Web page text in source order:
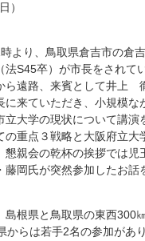
）
より、鳥取県倉吉市の倉
法S45卒）が市長をされ
ら遠路、来賓として井
来ていただき、小規模な
立大学の現状について
重点３戦略と大阪府立
懇親会の乾杯の挨拶では
岡氏が突然参加したお
根県と鳥取県の東西300
からは若手2名の参加があ